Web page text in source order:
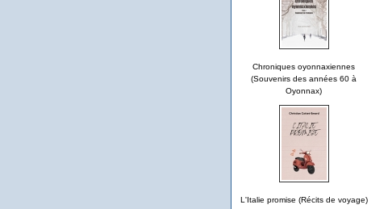
Chroniques oyonnaxiennes
(Souvenirs des années 60 à
Oyonnax)
L'Italie promise (Récits de voyage)